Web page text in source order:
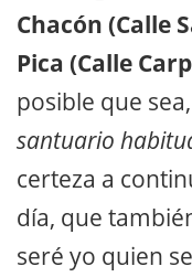
Chacón (Calle
Pica (Calle
posible que
santuario
certeza a
día, que
seré yo quien